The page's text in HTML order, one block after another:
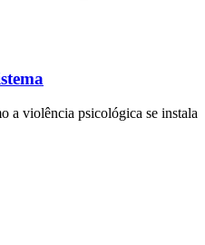
a violência psicológica se instala